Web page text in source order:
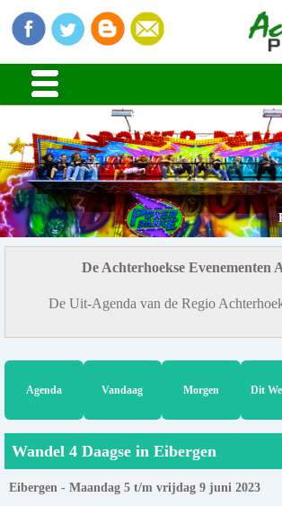
De Achterhoekse Evenementen
De Uit-Agenda van de Regio
Agenda Vandaag Morgen Dit
Wandel 4 Daagse in Eibergen
Eibergen - Maandag 5 t/m vrijdag 9 juni 2023